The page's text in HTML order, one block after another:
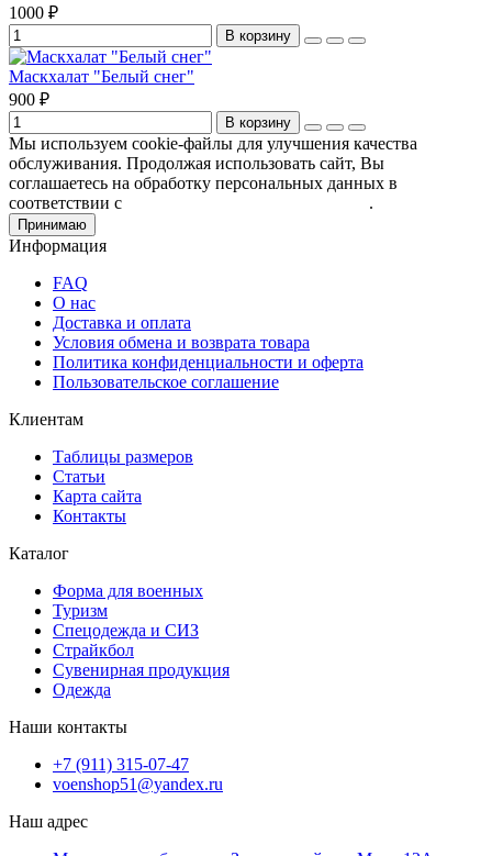
1000 ₽
В корзину
Маскхалат "Белый снег"
900 ₽
В корзину
Мы используем cookie-файлы для улучшения качества
обслуживания. Продолжая использовать сайт, Вы
соглашаетесь на обработку персональных данных в
соответствии с
.
Принимаю
Информация
FAQ
О нас
Доставка и оплата
Условия обмена и возврата товара
Политика конфиденциальности и оферта
Пользовательское соглашение
Клиентам
Таблицы размеров
Статьи
Карта сайта
Контакты
Каталог
Форма для военных
Туризм
Спецодежда и СИЗ
Страйкбол
Сувенирная продукция
Одежда
Наши контакты
+7 (911) 315-07-47
voenshop51@yandex.ru
Наш адрес